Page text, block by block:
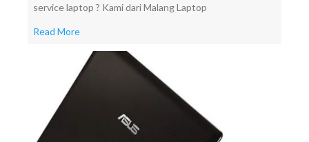
service laptop ? Kami dari Malang Laptop
Read More